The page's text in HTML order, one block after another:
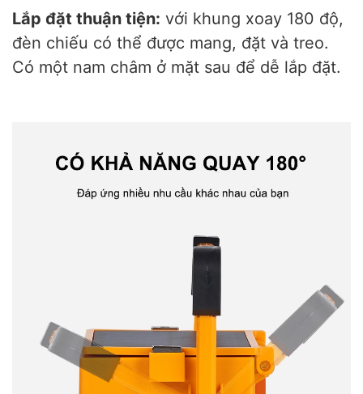
Lắp đặt thuận tiện: với khung xoay 180 độ,
đèn chiếu có thể được mang, đặt và treo.
Có một nam châm ở mặt sau để dễ lắp đặt.